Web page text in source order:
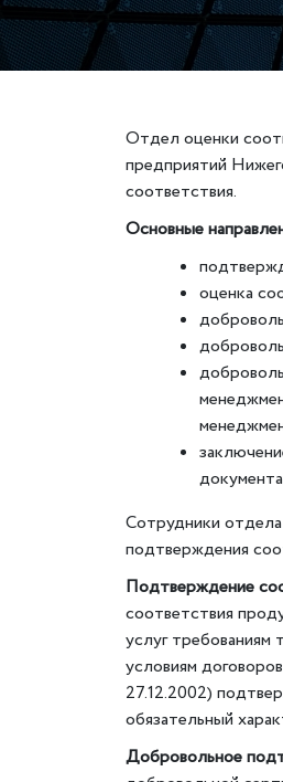
Отдел оценки
предприятий
соответствия.
Основные
оценка
Сотрудники
подтверждения
Подтверждение
соответствия
услуг требованиям
условиям
27.12.2002)
обязательный
Добровольное